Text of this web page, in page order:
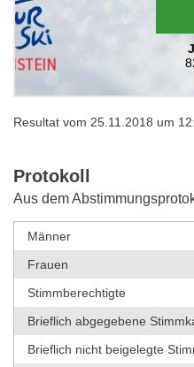
Resultat vom 25.11.2018 um
Protokoll
Aus dem
Männer
Frauen
Stimmberechtigte
Brieflich abgegebene
Brieflich nicht beigelegte